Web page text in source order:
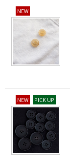
NEW
NEW PICK UP